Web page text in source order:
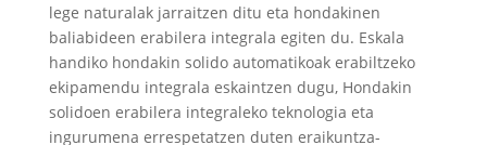
lege naturalak jarraitzen ditu eta hondakinen
baliabideen erabilera integrala egiten du. Eskala
handiko hondakin solido automatikoak erabiltzeko
ekipamendu integrala eskaintzen dugu, Hondakin
solidoen erabilera integraleko teknologia eta
ingurumena errespetatzen duten eraikuntza-